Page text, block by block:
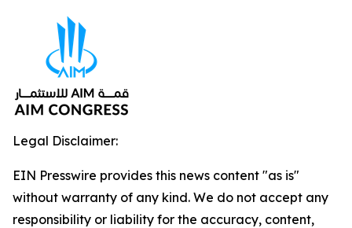
Legal Disclaimer:
EIN Presswire provides this news content "as is"
without warranty of any kind. We do not accept any
responsibility or liability for the accuracy, content,